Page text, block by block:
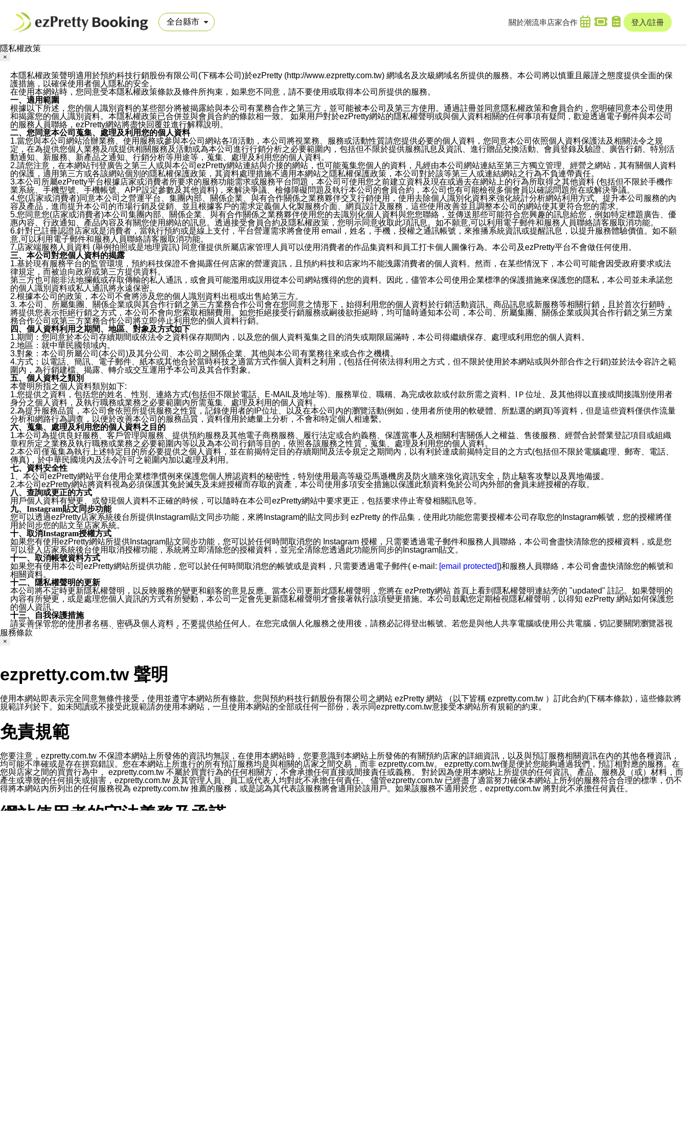
關於潮流串 店家合作 登入/註冊
隱私權政策
×
本隱私權政策聲明適用於預約科技行銷股份有限公司(下稱本公司)於ezPretty (http://www.ezpretty.com.tw) 網域名及次級網域名所提供的服務。本公司將以慎重且嚴謹之態度提供全面的保
護措施，以確保使用者個人隱私的安全。
在使用本網站時，您同意受本隱私權政策條款及條件所拘束，如果您不同意，請不要使用或取得本公司所提供的服務。
一、適用範圍
根據以下所述，您的個人識別資料的某些部分將被揭露給與本公司有業務合作之第三方，並可能被本公司及第三方使用。通過註冊並同意隱私權政策和會員合約，您明確同意本公司使用
和揭露您的個人識別資料。本隱私權政策已合併並與會員合約的條款相一致。 如果用戶對於ezPretty網站的隱私權聲明或與個人資料相關的任何事項有疑問，歡迎透過電子郵件與本公司
的服務人員聯絡，ezPretty網站將盡快回覆並進行解釋說明。
二、您同意本公司蒐集、處理及利用您的個人資料
1.當您與本公司網站洽辦業務、使用服務或參與本公司網站各項活動，本公司將視業務、服務或活動性質請您提供必要的個人資料，您同意本公司依照個人資料保護法及相關法令之規
定，在為提供您個人業務及/或提供相關服務及活動或為本公司進行行銷分析之必要範圍內，包括但不限於提供服務訊息及資訊、進行贈品兌換活動、會員登錄及驗證、廣告行銷、特別活
動通知、新服務、新產品之通知、行銷分析等用途等，蒐集、處理及利用您的個人資料。
2.請您注意，在本網站刊登廣告之第三人或與本公司ezPretty網站連結與介接的網站，也可能蒐集您個人的資料，凡經由本公司網站連結至第三方獨立管理、經營之網站，其有關個人資料
的保護，適用第三方或各該網站個別的隱私權保護政策，其資料處理措施不適用本網站之隱私權保護政策，本公司對於該等第三人或連結網站之行為不負連帶責任。
3.本公司所屬ezPretty平台根據店家或消費者所要求的服務功能需求或服務平台問題，本公司可使用您之前建立資料及現在或過去在網站上的行為所取得之其他資料 (包括但不限於手機作
業系統、手機型號、手機帳號、APP設定參數及其他資料)，來解決爭議、檢修障礙問題及執行本公司的會員合約，本公司也有可能檢視多個會員以確認問題所在或解決爭議。
4.您(店家或消費者)同意本公司之營運平台、集團內部、關係企業、與有合作關係之業務夥伴交叉行銷使用，使用去除個人識別化資料來強化統計分析網站利用方式、提升本公司服務的內
容及產品，進而提升本公司的市場行銷及促銷、並且根據客戶的需求定義個人化製服務介面、網頁設計及服務，這些使用改善並且調整本公司的網站使其更符合您的需求。
5.您同意您(店家或消費者)本公司集團內部、關係企業、與有合作關係之業務夥伴使用您的去識別化個人資料與您您聯絡，並傳送那些可能符合您興趣的訊息給您，例如特定標題廣告、優
惠內容、行政通知、產品內容及有關您使用網站的訊息。透過接受會員合約及隱私權政策，您明示同意收取此項訊息。如不願意,可以利用電子郵件和服務人員聯絡請客服取消功能。
6.針對已註冊認證店家或是消費者，當執行預約或是線上支付，平台營運需求將會使用 email，姓名，手機，授權之通訊帳號，來推播系統資訊或提醒訊息，以提升服務體驗價值。如不願
意,可以利用電子郵件和服務人員聯絡請客服取消功能。
7.店家端服務人員資料 (舉例拍照或是地理資訊) 同意僅提供所屬店家管理人員可以使用消費者的作品集資料和員工打卡個人圖像行為。本公司及ezPretty平台不會做任何使用。
三、本公司對您個人資料的揭露
1.基於現有服務平台的監管環境，預約科技保證不會揭露任何店家的營運資訊，且預約科技和店家均不能洩露消費者的個人資料。然而，在某些情況下，本公司可能會因受政府要求或法
律規定，而被迫向政府或第三方提供資料。
第三方也可能非法地攔截或存取傳輸的私人通訊，或會員可能濫用或誤用從本公司網站獲得的您的資料。因此，儘管本公司使用企業標準的保護措施來保護您的隱私，本公司並未承諾您
的個人識別資料或私人通訊將永遠保密。
2.根據本公司的政策，本公司不會將涉及您的個人識別資料出租或出售給第三方。
3. 本公司、所屬集團、關係企業或與其合作行銷之第三方業務合作公司會在您同意之情形下，始得利用您的個人資料於行銷活動資訊、商品訊息或新服務等相關行銷，且於首次行銷時，
將提供您表示拒絕行銷之方式，本公司不會向您索取相關費用。如您拒絕接受行銷服務或嗣後欲拒絕時，均可隨時通知本公司，本公司、所屬集團、關係企業或與其合作行銷之第三方業
務合作公司或第三方業務合作公司將立即停止利用您的個人資料行銷。
四、個人資料利用之期間、地區、對象及方式如下
1.期間：您同意於本公司存續期間或依法令之資料保存期間內，以及您的個人資料蒐集之目的消失或期限屆滿時，本公司得繼續保存、處理或利用您的個人資料。
2.地區：就中華民國領域內。
3.對象：本公司所屬公司(本公司)及其分公司、本公司之關係企業、其他與本公司有業務往來或合作之機構。
4.方式：以電話、簡訊、電子郵件、紙本或其他合於當時科技之適當方式作個人資料之利用，(包括任何依法得利用之方式，但不限於使用於本網站或與外部合作之行銷)並於法令容許之範
圍內，為行銷建檔、揭露、轉介或交互運用予本公司及其合作對象。
五、個人資料之類別
本聲明所指之個人資料類別如下:
1.您提供之資料，包括您的姓名、性別、連絡方式(包括但不限於電話、E-MAIL及地址等)、服務單位、職稱、為完成收款或付款所需之資料、IＰ位址、及其他得以直接或間接識別使用者
身分之個人資料，及執行職務或業務之必要範圍內所需蒐集、處理及利用的個人資料。
2.為提升服務品質，本公司會依照所提供服務之性質，記錄使用者的IP位址、以及在本公司內的瀏覽活動(例如，使用者所使用的軟硬體、所點選的網頁)等資料，但是這些資料僅供作流量
分析和網路行為調查，以便於改善本公司的服務品質，資料僅用於總量上分析，不會和特定個人相連繫。
六、蒐集、處理及利用您的個人資料之目的
1.本公司為提供良好服務、客戶管理與服務、提供預約服務及其他電子商務服務、履行法定或合約義務、保護當事人及相關利害關係人之權益、售後服務、經營合於營業登記項目或組織
章程所定之業務及執行職務或業務之必要範圍內等以及為本公司行銷等目的，依照各該服務之性質，蒐集、處理及利用您的個人資料。
2.本公司僅蒐集為執行上述特定目的所必要提供之個人資料，並在前揭特定目的存續期間及法令規定之期間內，以有利於達成前揭特定目的之方式(包括但不限於電腦處理、郵寄、電話、
傳真)，於中華民國境內及法令許可之範圍內加以處理及利用。
七、資料安全性
1、本公司ezPretty網站平台使用企業標準慣例來保護您個人辨認資料的秘密性，特別使用最高等級亞馬遜機房及防火牆來強化資訊安全，防止駭客攻擊以及異地備援。
2.本公司ezPretty網站將資料視為必須保護其免於滅失及未經授權而存取的資產，本公司使用多項安全措施以保護此類資料免於公司內外部的會員未經授權的存取。
八、查詢或更正的方式
用戶個人資料有變更、或發現個人資料不正確的時候，可以隨時在本公司ezPretty網站中要求更正，包括要求停止寄發相關訊息等。
九、Instagram貼文同步功能
您可以透過ezPretty店家系統後台所提供Instagram貼文同步功能，來將Instagram的貼文同步到 ezPretty 的作品集，使用此功能您需要授權本公司存取您的Instagram帳號，您的授權將僅
用於同步您的貼文至店家系統。
十、取消Instagram授權方式
如果您有使用ezPretty網站所提供Instagram貼文同步功能，您可以於任何時間取消您的 Instagram 授權，只需要透過電子郵件和服務人員聯絡，本公司會盡快清除您的授權資料，或是您
可以登入店家系統後台使用取消授權功能，系統將立即清除您的授權資料，並完全清除您透過此功能所同步的Instagram貼文。
十一、取消帳號資料方式
如果您有使用本公司ezPretty網站所提供功能，您可以於任何時間取消您的帳號或是資料，只需要透過電子郵件( e-mail: [email protected])和服務人員聯絡，本公司會盡快清除您的帳號和
相關資料。
十二、隱私權聲明的更新
本公司將不定時更新隱私權聲明，以反映服務的變更和顧客的意見反應。當本公司更新此隱私權聲明，您將在 ezPretty網站 首頁上看到隱私權聲明連結旁的 "updated" 註記。如果聲明的
內容有所變更，或是處理您個人資訊的方式有所變動，本公司一定會先更新隱私權聲明才會接著執行該項變更措施。本公司鼓勵您定期檢視隱私權聲明，以得知 ezPretty 網站如何保護您
的個人資訊。
十三、自我保護措施
請妥善保管您的使用者名稱、密碼及個人資料，不要提供給任何人。在您完成個人化服務之使用後，請務必記得登出帳號。若您是與他人共享電腦或使用公共電腦，切記要關閉瀏覽器視
窗，以防止他人讀取您的個人資料、信件或進入所機關管理區。
本公司/本服務將以通知型訊息傳送重要訊息給您。即使未加入本公司/本服務好友，您仍可接收到通知型訊息。
本公司/本服務傳送之通知型訊息以對您有效且重要的訊息為限，以廣告或其他目的的訊息皆不會被傳送。滿足以下三個條件者，將可收到通知型訊息。
2.該 LINE 帳號已在 LINE APP 設定中，同意接收通知型訊息。
3.LINE 帳號未封鎖傳送訊息之 LINE 官方帳號。
欲變更通知型訊息的設定，操作如下：
1.點選「主頁」＞「設定」
2.點選「隱私設定」
3.點選「提供使用資料」
5.開關「接收LINE通知型訊息」
❗️關閉「接收通知型訊息」後，將不會接收到來自任何企業官方帳號或認證官方帳號的通知型訊息。
服務條款
×
ezpretty.com.tw 聲明
使用本網站即表示完全同意無條件接受，使用並遵守本網站所有條款。您與預約科技行銷股份有限公司之網站 ezPretty 網站 （以下皆稱 ezpretty.com.tw ）訂此合約(下稱本條款)，這些條款將
規範詳列於下。如未閱讀或不接受此規範請勿使用本網站，一旦使用本網站的全部或任何一部份，表示同ezpretty.com.tw意接受本網站所有規範的約束。
免責規範
您要注意，ezpretty.com.tw 不保證本網站上所發佈的資訊均無誤，在使用本網站時，您要意識到本網站上所發佈的有關預約店家的詳細資訊，以及與預訂服務相關資訊在內的其他各種資訊，
均可能不準確或是存在拼寫錯誤。您在本網站上所進行的所有預訂服務均是與相關的店家之間交易，而非 ezpretty.com.tw。 ezpretty.com.tw僅是便於您能夠通過我們，預訂相對應的服務。在
您與店家之間的買賣行為中， ezpretty.com.tw 不屬於買賣行為的任何相關方，不會承擔任何直接或間接責任或義務。 對於因為使用本網站上所提供的任何資訊、產品、服務及（或）材料，而
產生或導致的任何損失或損害，ezpretty.com.tw 及其管理人員、員工或代表人均對此不承擔任何責任。 儘管ezpretty.com.tw 已經盡了適當努力確保本網站上所列的服務符合合理的標準，仍不
得將本網站內所列出的任何服務視為 ezpretty.com.tw 推薦的服務，或是認為其代表該服務將會適用於該用戶。如果該服務不適用於您，ezpretty.com.tw 將對此不承擔任何責任。
網站使用者的守法義務及承諾